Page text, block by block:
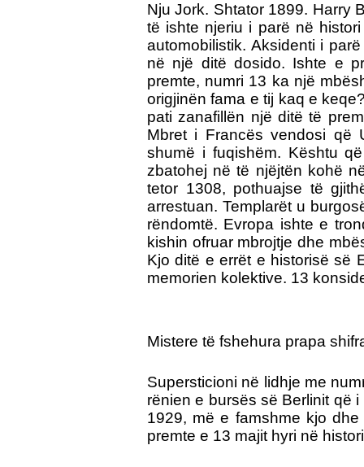
Nju Jork. Shtator 1899. Harry
të ishte njeriu i parë në
automobilistik. Aksidenti i
në një ditë dosido. Ishte e
premte, numri 13 ka një
origjinën fama e tij kaq e
pati zanafillën një ditë të
Mbret i Francës vendosi që
shumë i fuqishëm. Kështu
zbatohej në të njëjtën kohë
tetor 1308, pothuajse të
arrestuan. Templarët u
rëndomtë. Evropa ishte e
kishin ofruar mbrojtje dhe
Kjo ditë e errët e historisë së
memorien kolektive. 13
Mistere të fshehura prapa
Supersticioni në lidhje me
rënien e bursës së Berlinit që
1929, më e famshme kjo
premte e 13 majit hyri në